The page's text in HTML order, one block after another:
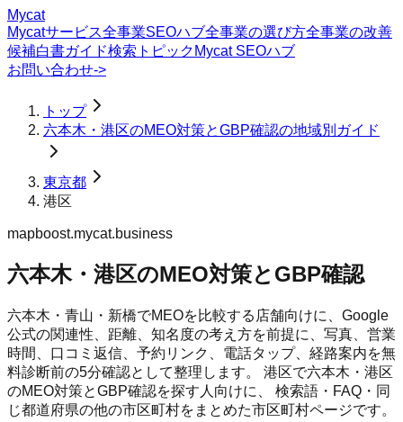
Mycat
Mycatサービス全事業SEOハブ全事業の選び方全事業の改善
候補白書ガイド検索トピック Mycat SEOハブ
お問い合わせ->
トップ
六本木・港区のMEO対策とGBP確認の地域別ガイド
東京都
港区
mapboost.mycat.business
六本木・港区のMEO対策とGBP確認
六本木・青山・新橋でMEOを比較する店舗向けに、Google
公式の関連性、距離、知名度の考え方を前提に、写真、営業
時間、口コミ返信、予約リンク、電話タップ、経路案内を無
料診断前の5分確認として整理します。 港区で六本木・港区
のMEO対策とGBP確認を探す人向けに、 検索語・FAQ・同
じ都道府県の他の市区町村をまとめた市区町村ページです。